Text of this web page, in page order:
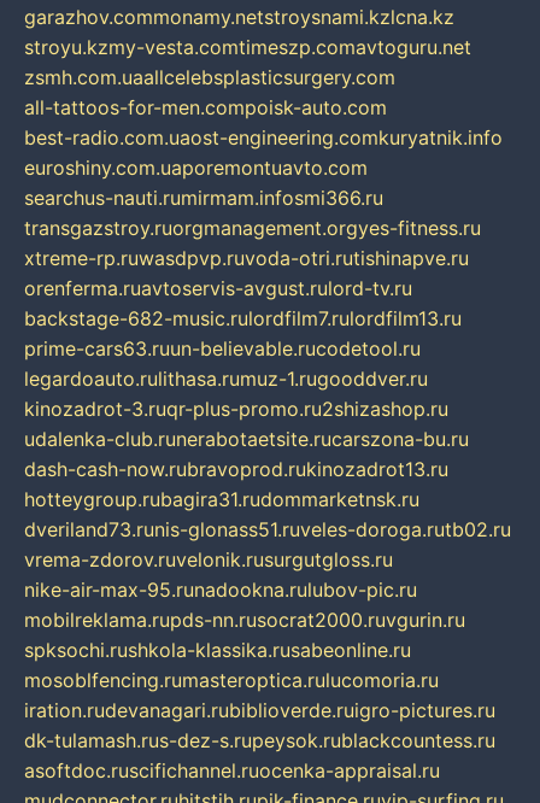
garazhov.commonamy.netstroysnami.kzlcna.kz
stroyu.kzmy-vesta.comtimeszp.comavtoguru.net
zsmh.com.uaallcelebsplasticsurgery.com
all-tattoos-for-men.compoisk-auto.com
best-radio.com.uaost-engineering.comkuryatnik.info
euroshiny.com.uaporemontuavto.com
searchus-nauti.rumirmam.infosmi366.ru
transgazstroy.ruorgmanagement.orgyes-fitness.ru
xtreme-rp.ruwasdpvp.ruvoda-otri.rutishinapve.ru
orenferma.ruavtoservis-avgust.rulord-tv.ru
backstage-682-music.rulordfilm7.rulordfilm13.ru
prime-cars63.ruun-believable.rucodetool.ru
legardoauto.rulithasa.rumuz-1.rugooddver.ru
kinozadrot-3.ruqr-plus-promo.ru2shizashop.ru
udalenka-club.runerabotaetsite.rucarszona-bu.ru
dash-cash-now.rubravoprod.rukinozadrot13.ru
hotteygroup.rubagira31.rudommarketnsk.ru
dveriland73.runis-glonass51.ruveles-doroga.rutb02.ru
vrema-zdorov.ruvelonik.rusurgutgloss.ru
nike-air-max-95.runadookna.rulubov-pic.ru
mobilreklama.rupds-nn.rusocrat2000.ruvgurin.ru
spksochi.rushkola-klassika.rusabeonline.ru
mosoblfencing.rumasteroptica.rulucomoria.ru
iration.rudevanagari.rubiblioverde.ruigro-pictures.ru
dk-tulamash.rus-dez-s.rupeysok.rublackcountess.ru
asoftdoc.ruscifichannel.ruocenka-appraisal.ru